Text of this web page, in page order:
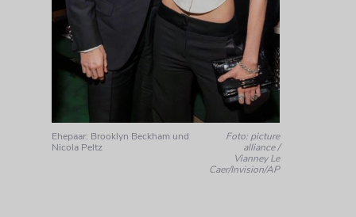
Ehepaar: Brooklyn Beckham und
Nicola Peltz
Foto: picture
alliance /
Vianney Le
Caer/Invision/AP